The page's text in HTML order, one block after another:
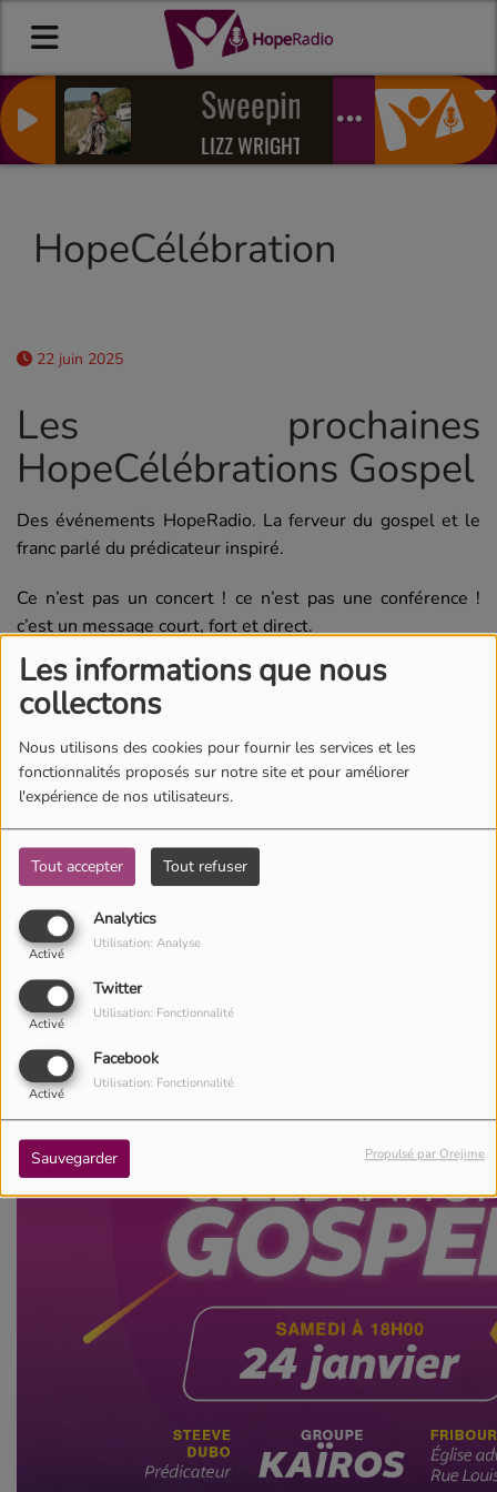
Les informations que nous
collectons
Nous utilisons des cookies pour fournir les services et les
fonctionnalités proposés sur notre site et pour améliorer
l'expérience de nos utilisateurs.
Tout accepter Tout refuser
Analytics
Activé
Utilisation: Analyse
Twitter
Activé
Utilisation: Fonctionnalité
Facebook
Activé
Utilisation: Fonctionnalité
Sauvegarder Propulsé par Orejime
Sweeping through the
LIZZ WRIGHT
HopeCélébration
22 juin 2025
Les prochaines
HopeCélébrations Gospel
Des événements HopeRadio. La ferveur du gospel et le
franc parlé du prédicateur inspiré.
Ce n’est pas un concert ! ce n’est pas une conférence !
c’est un message court, fort et direct.
Fribourg